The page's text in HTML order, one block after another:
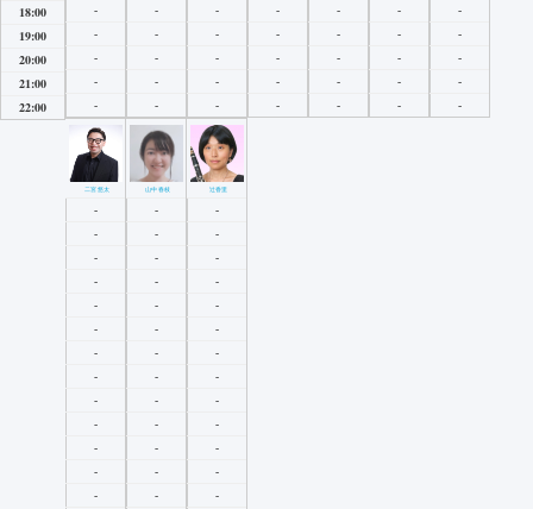
18:00
19:00
20:00
21:00
22:00
-
-
-
-
-
-
-
-
-
-
-
-
-
-
-
-
-
-
-
-
-
-
-
-
-
-
-
-
-
-
-
-
-
-
-
二宮悠太
-
-
-
-
-
-
-
-
-
-
-
-
-
山中春枝
-
-
-
-
-
-
-
-
-
-
-
-
-
辻香里
-
-
-
-
-
-
-
-
-
-
-
-
-